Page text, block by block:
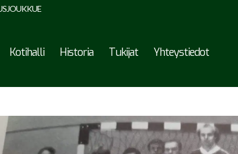
Kotihalli Historia Tukijat Yhteystiedot